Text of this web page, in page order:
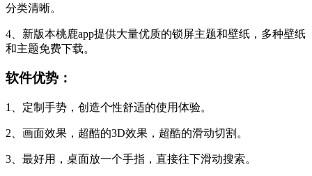
分类清晰。
4、新版本桃鹿app提供大量优质的锁屏主题和壁纸，多种壁纸
和主题免费下载。
软件优势：
1、定制手势，创造个性舒适的使用体验。
2、画面效果，超酷的3D效果，超酷的滑动切割。
3、最好用，桌面放一个手指，直接往下滑动搜索。